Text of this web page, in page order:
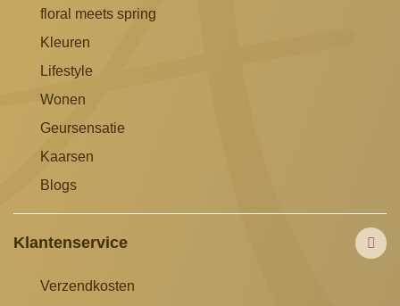
floral meets spring
Kleuren
Lifestyle
Wonen
Geursensatie
Kaarsen
Blogs
Klantenservice
Verzendkosten